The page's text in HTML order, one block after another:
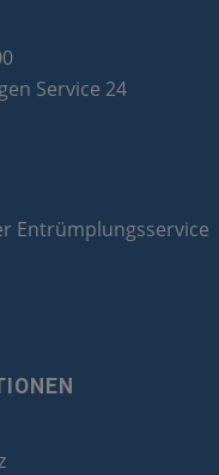
Service 24
Entrümplungsservice